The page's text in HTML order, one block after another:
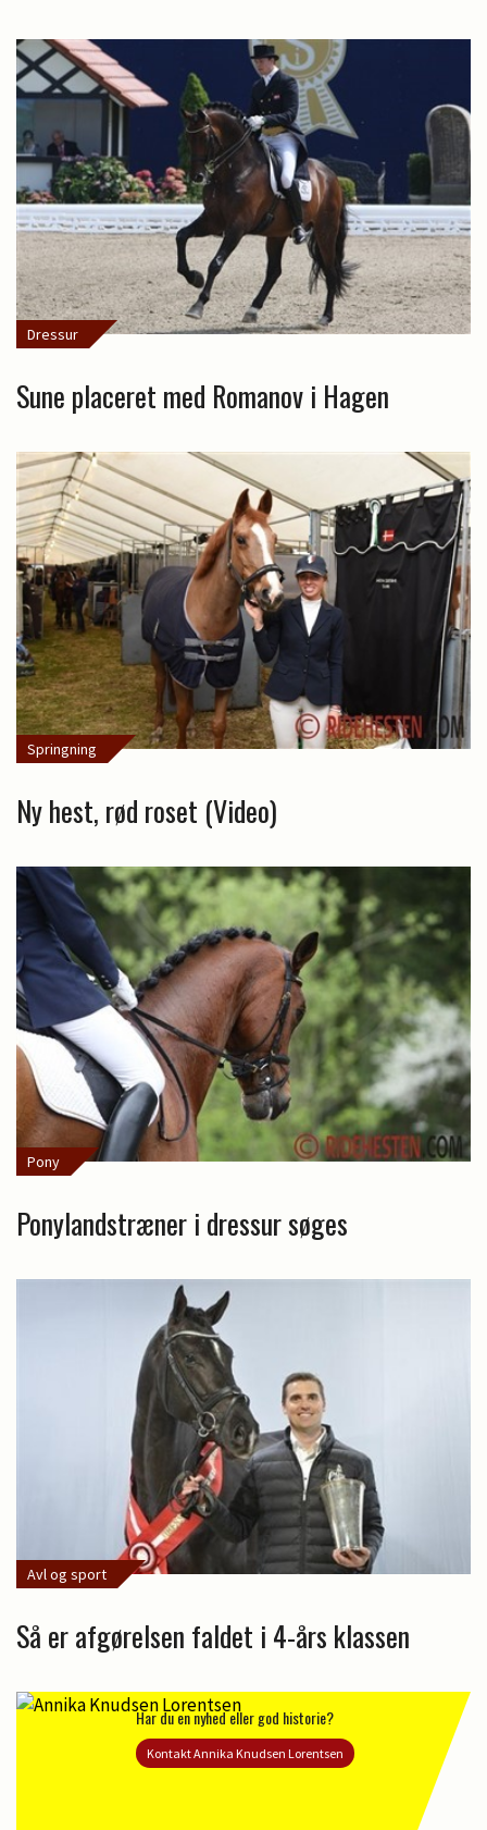
Dressur
Sune placeret med Romanov i Hagen
Springning
Ny hest, rød roset (Video)
Pony
Ponylandstræner i dressur søges
Avl og sport
Så er afgørelsen faldet i 4-års klassen
Har du en nyhed eller god historie?
Kontakt Annika Knudsen Lorentsen